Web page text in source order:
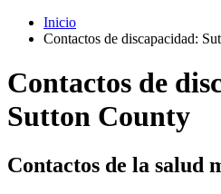
Inicio
Contactos de discapacidad:
Contactos de
Sutton County
Contactos de la salud